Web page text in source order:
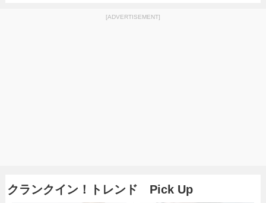
[ADVERTISEMENT]
クランクイン！トレンド Pick Up